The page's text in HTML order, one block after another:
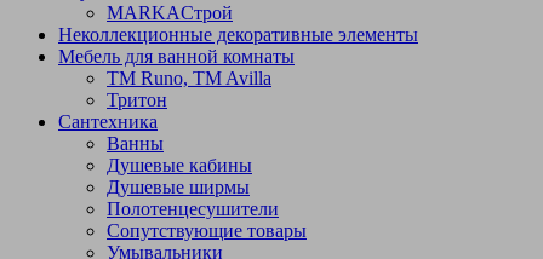
МARKAСтрой
Неколлекционные декоративные элементы
Мебель для ванной комнаты
TM Runo, TM Avilla
Тритон
Сантехника
Ванны
Душевые кабины
Душевые ширмы
Полотенцесушители
Сопутствующие товары
Умывальники